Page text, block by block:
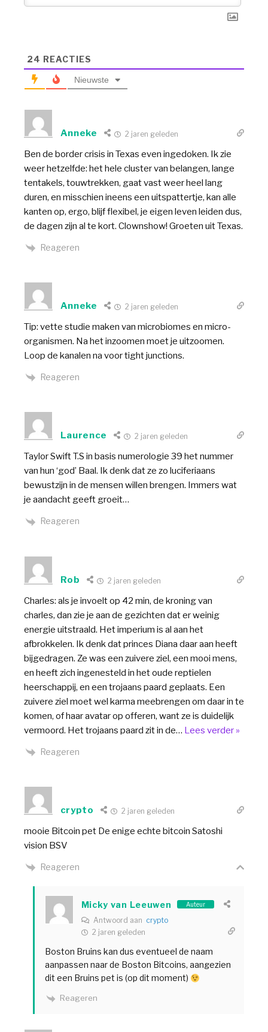
24 REACTIES
Nieuwste
Anneke 2 jaren geleden
Ben de border crisis in Texas even ingedoken. Ik zie
weer hetzelfde: het hele cluster van belangen, lange
tentakels, touwtrekken, gaat vast weer heel lang
duren, en misschien ineens een uitspattertje, kan alle
kanten op, ergo, blijf flexibel, je eigen leven leiden dus,
de dagen zijn al te kort. Clownshow! Groeten uit Texas.
Reageren
Anneke 2 jaren geleden
Tip: vette studie maken van microbiomes en micro-
organismen. Na het inzoomen moet je uitzoomen.
Loop de kanalen na voor tight junctions.
Reageren
Laurence 2 jaren geleden
Taylor Swift T.S in basis numerologie 39 het nummer
van hun ‘god’ Baal. Ik denk dat ze zo luciferiaans
bewustzijn in de mensen willen brengen. Immers wat
je aandacht geeft groeit…
Reageren
Rob 2 jaren geleden
Charles: als je invoelt op 42 min, de kroning van
charles, dan zie je aan de gezichten dat er weinig
energie uitstraald. Het imperium is al aan het
afbrokkelen. Ik denk dat princes Diana daar aan heeft
bijgedragen. Ze was een zuivere ziel, een mooi mens,
en heeft zich ingenesteld in het oude reptielen
heerschappij, en een trojaans paard geplaats. Een
zuivere ziel moet wel karma meebrengen om daar in te
komen, of haar avatar op offeren, want ze is duidelijk
vermoord. Het trojaans paard zit in de… Lees verder »
Reageren
crypto 2 jaren geleden
mooie Bitcoin pet De enige echte bitcoin Satoshi
vision BSV
Reageren
Micky van Leeuwen Auteur
Antwoord aan crypto
2 jaren geleden
Boston Bruins kan dus eventueel de naam
aanpassen naar de Boston Bitcoins, aangezien
dit een Bruins pet is (op dit moment)
Reageren